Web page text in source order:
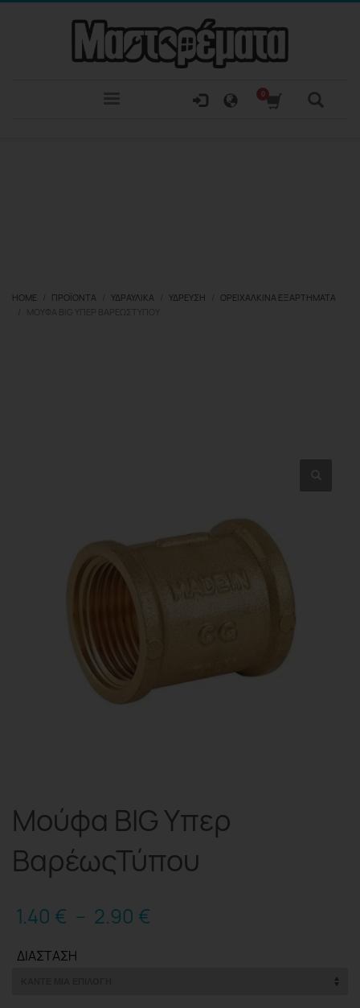
HOME ΠΡΟΪΌΝΤΑ ΥΔΡΑΥΛΙΚΆ ΎΔΡΕΥΣΗ
ΟΡΕΙΧΆΛΚΙΝΑ ΕΞΑΡΤΉΜΑΤΑ
ΜΟΎΦΑ BIG ΥΠΕΡ ΒΑΡΈΩΣΤΎΠΟΥ
Μούφα BIG Υπερ
ΒαρέωςΤύπου
1.40 € – 2.90 €
ΔΙΆΣΤΑΣΗ